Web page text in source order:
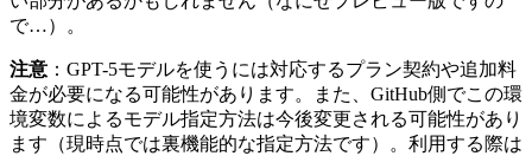
で…）。
注意 ：GPT-5モデルを使うには対応するプラン契約や追加料
金が必要になる可能性があります。また、GitHub側でこの環
境変数によるモデル指定方法は今後変更される可能性があり
ます（現時点では裏機能的な指定方法です）。利用する際は